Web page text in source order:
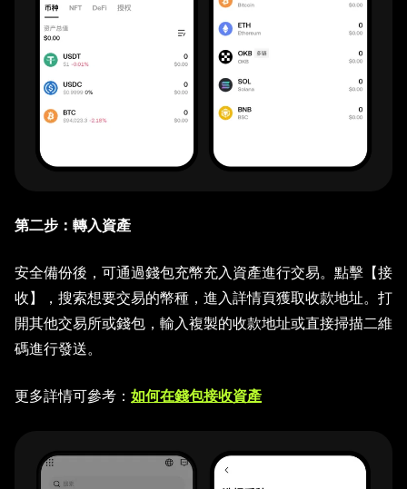
第二步：轉入資產
安全備份後，可通過錢包充幣充入資產進行交易。點擊【接
收】，搜索想要交易的幣種，進入詳情頁獲取收款地址。打
開其他交易所或錢包，輸入複製的收款地址或直接掃描二維
碼進行發送。
更多詳情可參考： 如何在錢包接收資產